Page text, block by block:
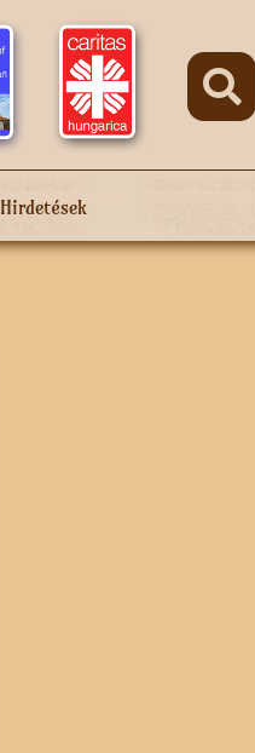
Hirdetések